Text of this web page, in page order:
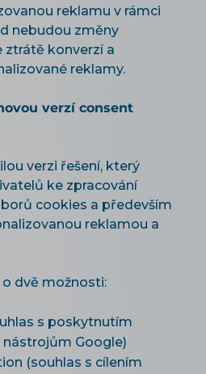
reklamu v rámci
nebudou změny
ztrátě konverzí a
reklamy.
verzí consent
verzi řešení, který
ke zpracování
cookies a především
reklamou a
o dvě možnosti:
s poskytnutím
Google)
(souhlas s cílením